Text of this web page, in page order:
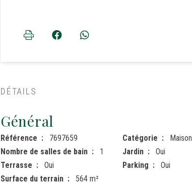
DÉTAILS
Général
Référence 7697659 Catégorie Maison
Nombre de salles de bain
1 Jardin Oui
Terrasse
Oui Parking Oui
Surface du terrain
564 m²